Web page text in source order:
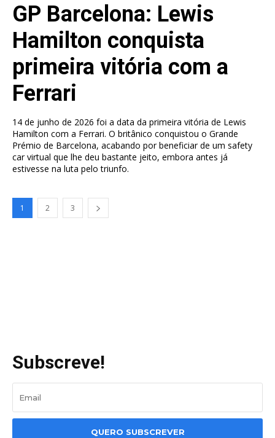
GP Barcelona: Lewis
Hamilton conquista
primeira vitória com a
Ferrari
14 de junho de 2026 foi a data da primeira vitória de Lewis
Hamilton com a Ferrari. O britânico conquistou o Grande
Prémio de Barcelona, acabando por beneficiar de um safety
car virtual que lhe deu bastante jeito, embora antes já
estivesse na luta pelo triunfo.
1 2 3
Subscreve!
QUERO SUBSCREVER